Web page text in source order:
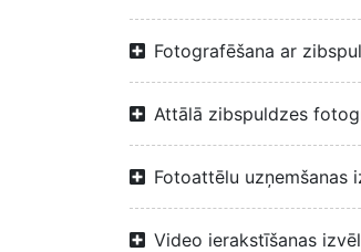
Fotografēšana ar
Attālā zibspuldzes
Fotoattēlu uzņemšanas
Video ierakstīšanas